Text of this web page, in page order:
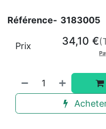
Référence- 3183005
Prix 34,10 €